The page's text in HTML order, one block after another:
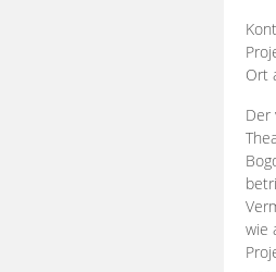
Ort
Der
wie